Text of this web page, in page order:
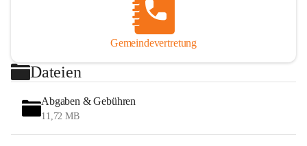
Gemeindevertretung
Dateien
Abgaben & Gebühren
11,72 MB